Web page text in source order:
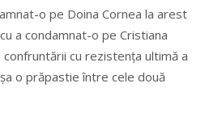
o pe Doina Cornea la arest
a condamnat-o pe Cristiana
cu rezistența ultimă a
o prăpastie între cele două